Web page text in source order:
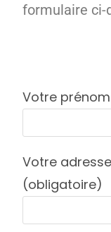
formulaire ci-
Votre
Votre
(obligatoire)